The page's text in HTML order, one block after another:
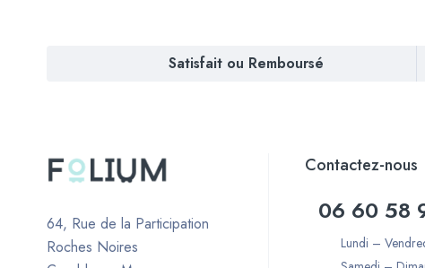
Satisfait ou Remboursé
64, Rue de la Participation
Roches Noires
Contactez-nous
06 60 58
Lundi –